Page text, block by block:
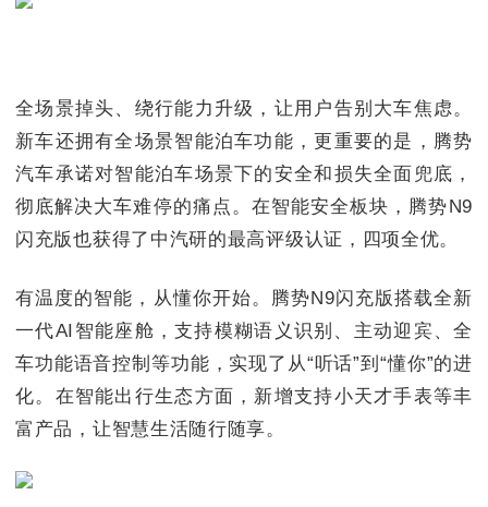
全场景掉头、绕行能力升级，让用户告别大车焦虑。
新车还拥有全场景智能泊车功能，更重要的是，腾势
汽车承诺对智能泊车场景下的安全和损失全面兜底，
彻底解决大车难停的痛点。在智能安全板块，腾势N9
闪充版也获得了中汽研的最高评级认证，四项全优。
有温度的智能，从懂你开始。腾势N9闪充版搭载全新
一代AI智能座舱，支持模糊语义识别、主动迎宾、全
车功能语音控制等功能，实现了从“听话”到“懂你”的进
化。在智能出行生态方面，新增支持小天才手表等丰
富产品，让智慧生活随行随享。